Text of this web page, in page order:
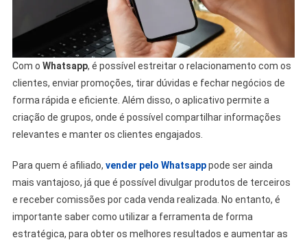
Com o Whatsapp, é possível estreitar o relacionamento com os
clientes, enviar promoções, tirar dúvidas e fechar negócios de
forma rápida e eficiente. Além disso, o aplicativo permite a
criação de grupos, onde é possível compartilhar informações
relevantes e manter os clientes engajados.
Para quem é afiliado, vender pelo Whatsapppode ser ainda
mais vantajoso, já que é possível divulgar produtos de terceiros
e receber comissões por cada venda realizada. No entanto, é
importante saber como utilizar a ferramenta de forma
estratégica, para obter os melhores resultados e aumentar as